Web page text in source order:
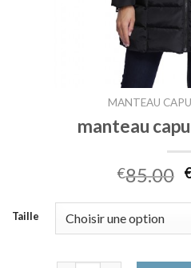
MANTEAU
manteau
€85.00
Taille